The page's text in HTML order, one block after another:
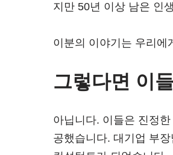
지만 50년 이상 남은 인
이분의 이야기는 우리에
그렇다면 이
아닙니다. 이들은 진정
공했습니다. 대기업 부